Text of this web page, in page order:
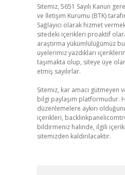
Sitemiz, 5651 Sayılı Kanun
ve İletişim Kurumu (BTK)
Sağlayıcı olarak hizmet
sitedeki içerikleri proaktif
araştırma yükümlülüğümüz
üyelerimiz yazdıkları
taşımakta olup, siteye üye
etmiş sayılırlar.
Sitemiz, kar amacı gütmeyen
bilgi paylaşım platformudur.
düzenlemelere aykırı
içerikleri,
bildirmeniz halinde, ilgili
sitemizden kaldırılacaktır.